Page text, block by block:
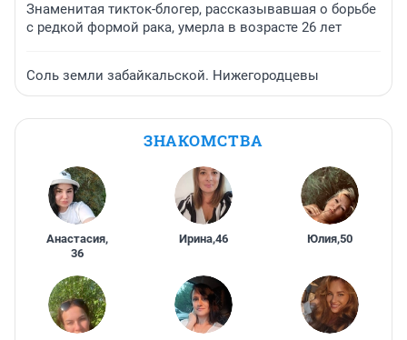
Знаменитая тикток-блогер, рассказывавшая о борьбе
с редкой формой рака, умерла в возрасте 26 лет
Соль земли забайкальской. Нижегородцевы
ЗНАКОМСТВА
Анастасия,
36
Ирина,46 Юлия,50